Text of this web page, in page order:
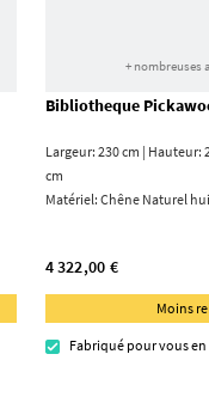
+ nombreuses
Bibliotheque
Largeur: 230 cm | Hauteur:
cm
Matériel:Chêne Naturel
4 322,00 €
Moins
Fabriqué pour vous en